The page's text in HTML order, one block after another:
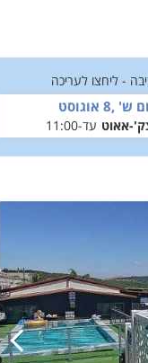
- ליחצו לעריכה
ש' ,8 אוגוסט
אאוט עד-11:00